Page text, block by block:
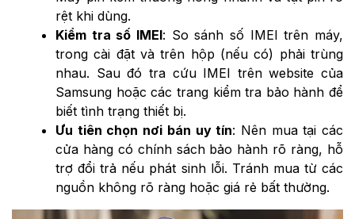
rệt khi dùng.
Kiểm tra số IMEI: So sánh số IMEI trên máy,
trong cài đặt và trên hộp (nếu có) phải trùng
nhau. Sau đó tra cứu IMEI trên website của
Samsung hoặc các trang kiểm tra bảo hành để
biết tình trạng thiết bị.
Ưu tiên chọn nơi bán uy tín: Nên mua tại các
cửa hàng có chính sách bảo hành rõ ràng, hỗ
trợ đổi trả nếu phát sinh lỗi. Tránh mua từ các
nguồn không rõ ràng hoặc giá rẻ bất thường.